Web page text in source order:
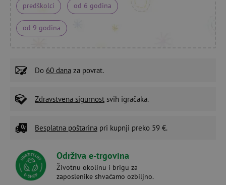
predškolci od 6 godina
od 9 godina
Do 60 dana za povrat.
Zdravstvena sigurnost svih igračaka.
Besplatna poštarina pri kupnji preko 59 €.
Održiva e-trgovina
Životnu okolinu i brigu za
zaposlenike shvaćamo ozbiljno.